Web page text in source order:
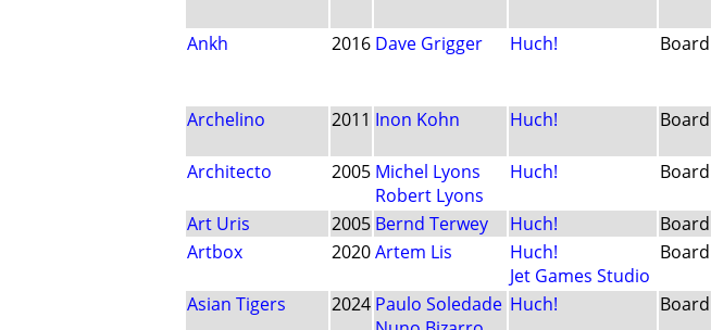
Ankh 2016 Dave Grigger Huch! Board
Archelino 2011 Inon Kohn Huch! Board
Architecto 2005 Michel Lyons
Robert Lyons
Huch! Board
Art Uris
2005 Bernd Terwey Huch! Board
Artbox
2020Artem Lis
Huch!
Jet Games Studio
Board
Asian Tigers
2024 Paulo Soledade Huch! Board